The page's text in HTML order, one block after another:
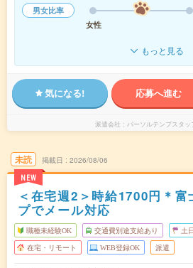
男女比率
女性
もっと見る
気になる! 応募へ進む
派遣会社 パーソルテンプスタッ
未読
NEW
掲載日 2026/08/06
＜在宅週2＞時給1700円＊
プでメール対応
職種未経験OK 交通費別途支給あり 土
在宅・リモート WEB登録OK 派遣